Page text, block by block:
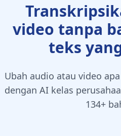
video tanpa
teks
Ubah audio atau video
dengan AI kelas
134+